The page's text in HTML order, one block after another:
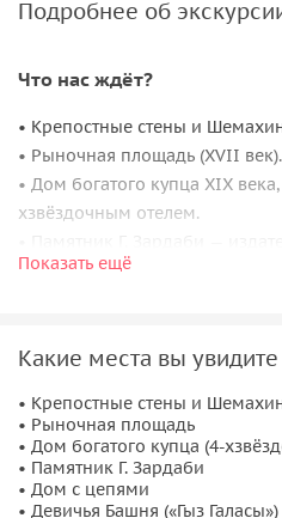
Подробнее об
Что нас ждёт?
• Крепостные стены и
• Рыночная площадь (XVII век).
• Дом богатого купца XIX
хзвёздочным отелем.
мусульманском востоке.
таинственный и
до сих пор.
• Бани: Гаджи Гаиба (XV век);
• Караван-сараи: Малый
время расположен театр
Показать ещё
Какие места вы увидите
• Крепостные стены и
• Рыночная площадь
• Дом богатого купца (4-
• Памятник Г. Зардаби
• Дом с цепями
• Девичья Башня («Гыз Галасы»)